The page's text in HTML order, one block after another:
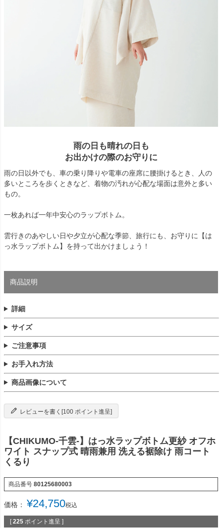
雨の日も晴れの日も
お出かけの際のお守りに
雨の日以外でも、車の乗り降りや電車の座席に腰掛けるとき、人の
多いところを歩くときなど、着物の汚れが心配な場面は意外と多い
もの。
一枚あれば一年中安心のラップボトム。
雲行きのあやしい日や夕立が心配な季節、旅行にも、お守りに【は
っ水ラップボトム】を持って出かけましょう！
商品説明
詳細
サイズ
ご注意事項
お手入れ方法
商品画像について
レビューを書く[100 ポイント進呈]
【CHIKUMO-千雲-】はっ水ラップボトム更紗 オフホ
ワイト スナップ式 晴雨兼用 洗える裾除け 雨コート
くるり
商品番号 80125680003
価格： ¥24,750税込
[ 225 ポイント進呈 ]